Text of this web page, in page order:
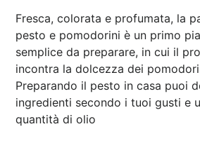
Fresca, colorata e profumata, la
pesto e pomodorini è un primo
semplice da preparare, in cui il
incontra la dolcezza dei
Preparando il pesto in casa puoi
ingredienti secondo i tuoi gusti e
quantità di olio